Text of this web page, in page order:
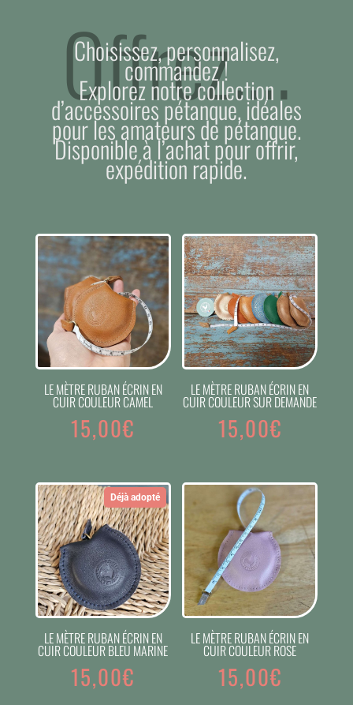
Offrez….
Choisissez, personnalisez,
commandez !
Explorez notre collection
d’accessoires pétanque, idéales
pour les amateurs de pétanque.
Disponible à l’achat pour offrir,
expédition rapide.
LE MÈTRE RUBAN ÉCRIN EN
CUIR COULEUR CAMEL
15,00€
LE MÈTRE RUBAN ÉCRIN EN
CUIR COULEUR SUR DEMANDE
15,00€
Déjà adopté
LE MÈTRE RUBAN ÉCRIN EN
CUIR COULEUR BLEU MARINE
15,00€
LE MÈTRE RUBAN ÉCRIN EN
CUIR COULEUR ROSE
15,00€